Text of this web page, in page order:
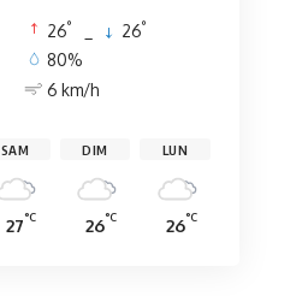
26° 26°
80%
6 km/h
SAM
27°C
DIM
26°C
LUN
26°C